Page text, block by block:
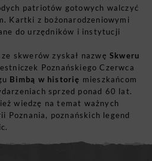
patriotów gotowych walczyć
Kartki z bożonarodzeniowymi
do urzędników i instytucji
skwerów zyskał nazwęSkweru
Poznańskiego Czerwca
Bimbą w historię mieszkańcom
sprzed ponad 60 lat.
wiedzę na temat ważnych
Poznania, poznańskich legend